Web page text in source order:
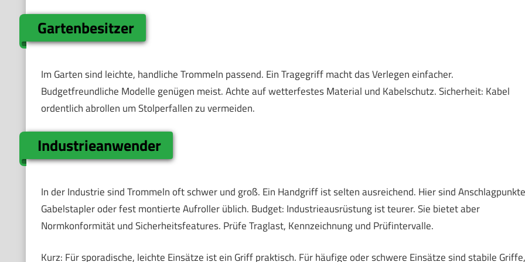
Gartenbesitzer
Im Garten sind leichte, handliche Trommeln passend. Ein Tragegriff macht das Verlegen einfacher.
Budgetfreundliche Modelle genügen meist. Achte auf wetterfestes Material und Kabelschutz. Sicherheit: Kabel
ordentlich abrollen um Stolperfallen zu vermeiden.
Industrieanwender
In der Industrie sind Trommeln oft schwer und groß. Ein Handgriff ist selten ausreichend. Hier sind
Gabelstapler oder fest montierte Aufroller üblich. Budget: Industrieausrüstung ist teurer. Sie bietet aber
Normkonformität und Sicherheitsfeatures. Prüfe Traglast, Kennzeichnung und Prüfintervalle.
Kurz: Für sporadische, leichte Einsätze ist ein Griff praktisch. Für häufige oder schwere Einsätze sind stabile Griffe,